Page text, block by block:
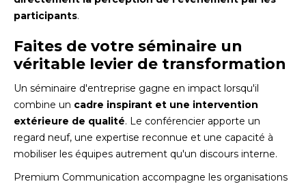
participants.
Faites de votre séminaire un
véritable levier de transformation
Un séminaire d'entreprise gagne en impact lorsqu'il
combine un cadre inspirant et une intervention
extérieure de qualité. Le conférencier apporte un
regard neuf, une expertise reconnue et une capacité à
mobiliser les équipes autrement qu'un discours interne.
Premium Communication accompagne les organisations